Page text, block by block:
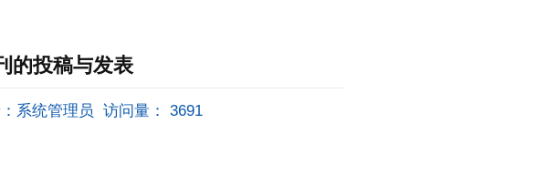
的投稿与发表
系统管理员 访问量： 3691